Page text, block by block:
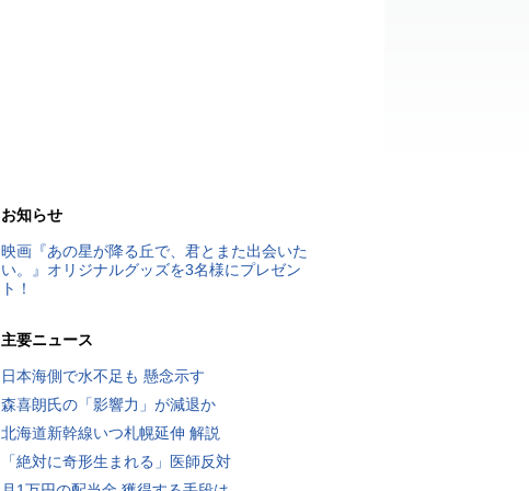
お知らせ
映画『あの星が降る丘で、君とまた出会いた
い。』オリジナルグッズを3名様にプレゼン
ト！
主要ニュース
日本海側で水不足も 懸念示す
森喜朗氏の「影響力」が減退か
北海道新幹線いつ札幌延伸 解説
「絶対に奇形生まれる」医師反対